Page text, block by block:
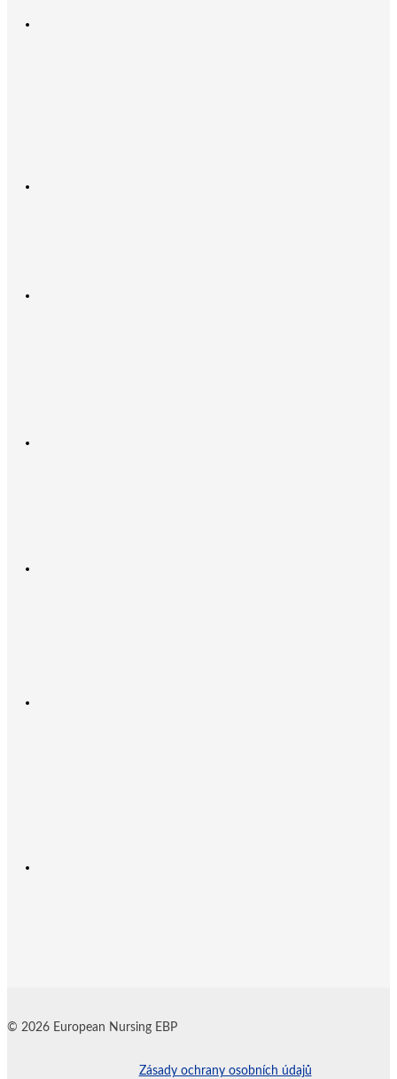
© 2026 European Nursing EBP
Zásady ochrany osobních údajů